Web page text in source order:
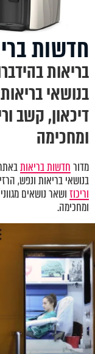
חדשות
בריאות
בנושאי
דיכאון, קשב
ומחכימה
מדורחדשות בריאות
בנושאי בריאות ונפש,
וריכוזושאר נושאים
ומחכימה.